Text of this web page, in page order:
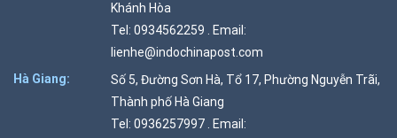
Khánh Hòa
Tel: 0934562259 . Email:
lienhe@indochinapost.com
Hà Giang:
Số 5, Đường Sơn Hà, Tổ 17, Phường Nguyễn Trãi,
Thành phố Hà Giang
Tel: 0936257997 . Email: